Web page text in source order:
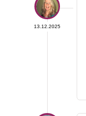
13.12.2025